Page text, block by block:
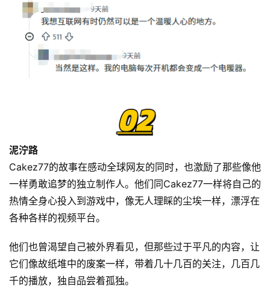
泥泞路
Cakez77的故事在感动全球网友的同时，也激励了那些像他
一样勇敢追梦的独立制作人。他们同Cakez77一样将自己的
热情全身心投入到游戏中，像无人理睬的尘埃一样，漂浮在
各种各样的视频平台。
他们也曾渴望自己被外界看见，但那些过于平凡的内容，让
它们像故纸堆中的废案一样，带着几十几百的关注，几百几
千的播放，独自品尝着孤独。